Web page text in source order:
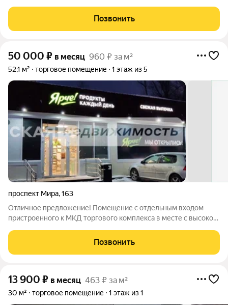
Единственная вакантная площадь в данном ТК. Единственный
ТК на один из
Позвонить
50 000 ₽ в месяц 960 ₽ за м²
52,1 м² торговое помещение 1 этаж из 5
проспект Мира,163
Отличное предложение! Помещение с отдельным входом
пристроенного к МКД торгового комплекса в месте с высокой
следования от остановки ОТ по пешеходному переходу к
жилому массиву. Комплекс занят
Позвонить
13 900 ₽ в месяц 463 ₽ за м²
30 м² торговое помещение 1 этаж из 1